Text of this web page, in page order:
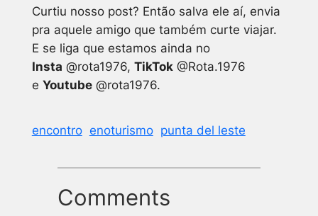
Curtiu nosso post? Então salva ele aí, envia
pra aquele amigo que também curte viajar.
E se liga que estamos ainda no
Insta @rota1976, TikTok@Rota.1976
e Youtube@rota1976.
encontro enoturismo punta del leste
Comments